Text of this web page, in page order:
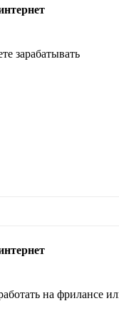
зарабатывать
на фрилансе